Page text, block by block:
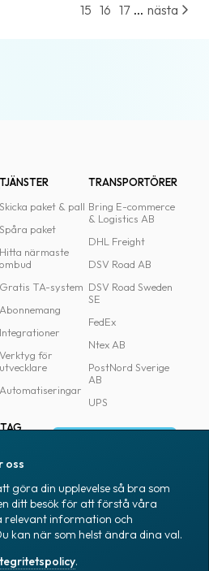
15 16 17 ... nästa
TJÄNSTER
Skicka paket & pall
Spåra paket
Hitta närmaste
ombud
Gratis TA-system
Abonnemang
Integrationer
Verktyg för
utvecklare
Automatiseringar
TRANSPORTÖRER
Bring E-commerce
& Logistics AB
DHL Freight
DSV Road AB
DSV Road Sweden
SE
FedEx
Ntex AB
PostNord Sverige
AB
UPS
karriär
Skapa konto
oss
göra din upplevelse så bra som
ditt besök för att förstå våra
relevant information och
kan när som helst ändra dina val.
.